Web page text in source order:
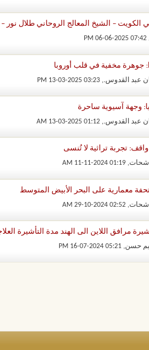
– الشيخ المعالج الروحاني طلال نور – 00201203443373
جوهرة مخفية في قلب أوروبا
عبد القدوس.‏, 13-03-2025 03:23 PM
وجهة آسيوية ساحرة
عبد القدوس.‏, 13-03-2025 01:12 AM
تجربة تراثية لا تُنسى
شحات‏, 11-11-2024 01:19 AM
تحفة معمارية على البحر الأبيض المتوسط
شحات‏, 29-10-2024 02:52 AM
مرافق اللاين الى الهند مدة التأشيرة
حسن‏, 16-07-2024 05:21 PM